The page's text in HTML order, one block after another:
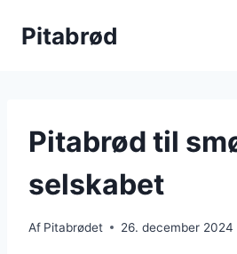
Pitabrød
Pitabrød til
selskabet
Af Pitabrødet 26. december 2024